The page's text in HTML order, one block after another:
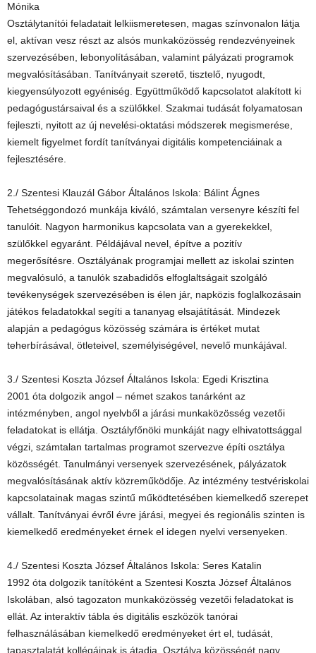
Mónika
Osztálytanítói feladatait lelkiismeretesen, magas színvonalon látja
el, aktívan vesz részt az alsós munkaközösség rendezvényeinek
szervezésében, lebonyolításában, valamint pályázati programok
megvalósításában. Tanítványait szerető, tisztelő, nyugodt,
kiegyensúlyozott egyéniség. Együttműködő kapcsolatot alakított ki
pedagógustársaival és a szülőkkel. Szakmai tudását folyamatosan
fejleszti, nyitott az új nevelési-oktatási módszerek megismerése,
kiemelt figyelmet fordít tanítványai digitális kompetenciáinak a
fejlesztésére.
2./ Szentesi Klauzál Gábor Általános Iskola: Bálint Ágnes
Tehetséggondozó munkája kiváló, számtalan versenyre készíti fel
tanulóit. Nagyon harmonikus kapcsolata van a gyerekekkel,
szülőkkel egyaránt. Példájával nevel, építve a pozitív
megerősítésre. Osztályának programjai mellett az iskolai szinten
megvalósuló, a tanulók szabadidős elfoglaltságait szolgáló
tevékenységek szervezésében is élen jár, napközis foglalkozásain
játékos feladatokkal segíti a tananyag elsajátítását. Mindezek
alapján a pedagógus közösség számára is értéket mutat
teherbírásával, ötleteivel, személyiségével, nevelő munkájával.
3./ Szentesi Koszta József Általános Iskola: Egedi Krisztina
2001 óta dolgozik angol – német szakos tanárként az
intézményben, angol nyelvből a járási munkaközösség vezetői
feladatokat is ellátja. Osztályfőnöki munkáját nagy elhivatottsággal
végzi, számtalan tartalmas programot szervezve építi osztálya
közösségét. Tanulmányi versenyek szervezésének, pályázatok
megvalósításának aktív közreműködője. Az intézmény testvériskolai
kapcsolatainak magas szintű működtetésében kiemelkedő szerepet
vállalt. Tanítványai évről évre járási, megyei és regionális szinten is
kiemelkedő eredményeket érnek el idegen nyelvi versenyeken.
4./ Szentesi Koszta József Általános Iskola: Seres Katalin
1992 óta dolgozik tanítóként a Szentesi Koszta József Általános
Iskolában, alsó tagozaton munkaközösség vezetői feladatokat is
ellát. Az interaktív tábla és digitális eszközök tanórai
felhasználásában kiemelkedő eredményeket ért el, tudását,
tapasztalatát kollégáinak is átadja. Osztálya közösségét nagy